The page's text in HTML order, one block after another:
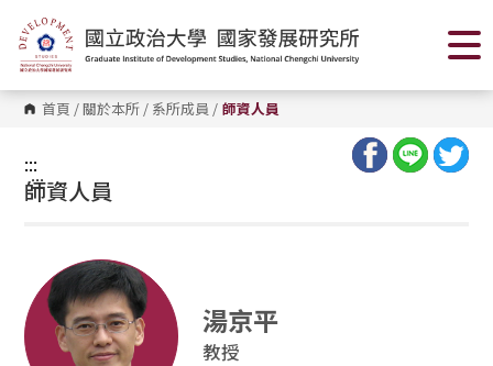
到
主
要
內
容
區 首頁 /關於本所 / 系所成員 / 師資人員
:::
:::
師資人員
湯京平
教授